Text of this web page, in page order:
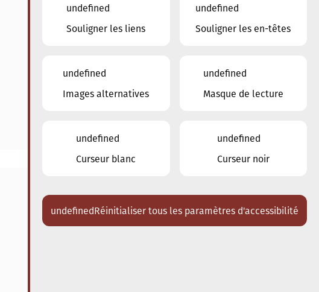
Restaurant FeVi Bosque
undefined
Souligner les liens
undefined
Souligner les en-têtes
undefined
Images alternatives
undefined
Masque de lecture
undefined
Curseur blanc
undefined
Curseur noir
undefinedRéinitialiser tous les paramètres d'accessibilité